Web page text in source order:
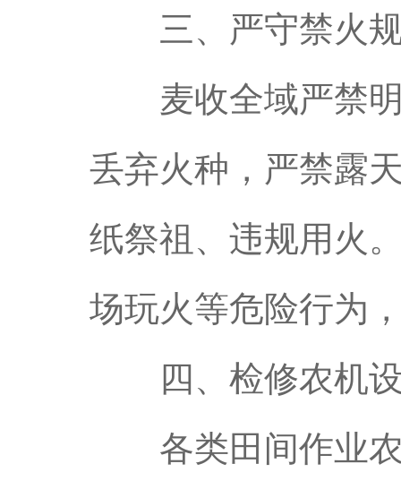
三、严守禁火规
麦收全域严禁明
丢弃火种，严禁露
纸祭祖、违规用火
场玩火等危险行为
四、检修农机设
各类田间作业农